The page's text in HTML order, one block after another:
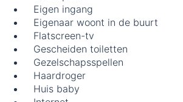
Eigen ingang
Eigenaar woont in de buurt
Flatscreen-tv
Gescheiden toiletten
Gezelschapsspellen
Haardroger
Huis baby